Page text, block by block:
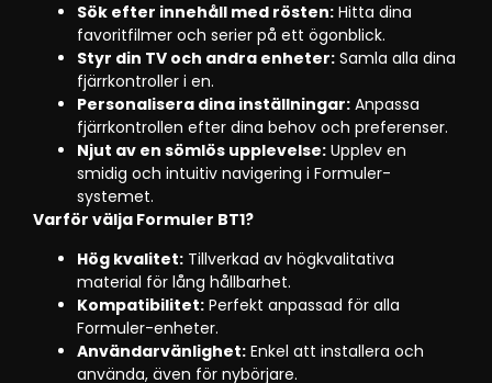
Sök efter innehåll med rösten: Hitta dina
favoritfilmer och serier på ett ögonblick.
Styr din TV och andra enheter: Samla alla dina
fjärrkontroller i en.
Personalisera dina inställningar: Anpassa
fjärrkontrollen efter dina behov och preferenser.
Njut av en sömlös upplevelse: Upplev en
smidig och intuitiv navigering i Formuler-
systemet.
Varför välja Formuler BT1?
Hög kvalitet: Tillverkad av högkvalitativa
material för lång hållbarhet.
Kompatibilitet: Perfekt anpassad för alla
Formuler-enheter.
Användarvänlighet: Enkel att installera och
använda, även för nybörjare.